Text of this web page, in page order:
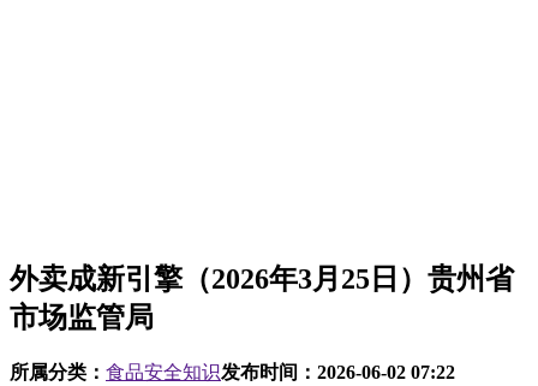
外卖成新引擎（2026年3月25日）贵州省
市场监管局
所属分类： 食品安全知识发布时间： 2026-06-02 07:22